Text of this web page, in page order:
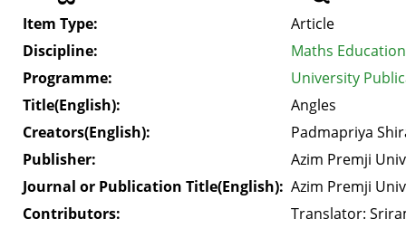
Item Type:
Article
Discipline:
Maths Education
Programme:
University
Title(English):
Angles
Creators(English):
Padmapriya
Publisher:
Azim Premji
Journal or Publication Title(English): Azim Premji
Contributors:
Translator: